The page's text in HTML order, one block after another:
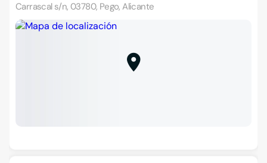
Carrascal s/n, 03780, Pego, Alicante